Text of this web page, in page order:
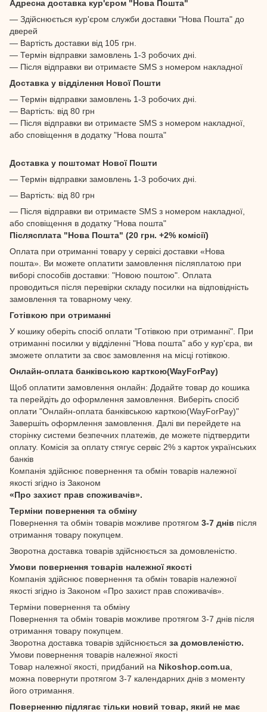
Адресна доставка кур'єром "Нова Пошта"
— Здійснюється кур'єром служби доставки "Нова Пошта" до
дверей
— Вартість доставки від 105 грн.
— Термін відправки замовлень 1-3 робочих дні.
— Після відправки ви отримаєте SMS з номером накладної
Доставка у відділення Нової Пошти
— Термін відправки замовлень 1-3 робочих дні.
— Вартість: від 80 грн
— Після відправки ви отримаєте SMS з номером накладної,
або сповіщення в додатку "Нова пошта"
Доставка у поштомат Нової Пошти
— Термін відправки замовлень 1-3 робочих дні.
— Вартість: від 80 грн
— Після відправки ви отримаєте SMS з номером накладної,
або сповіщення в додатку "Нова пошта"
Післясплата "Нова Пошта" (20 грн. +2% комісії)
Оплата при отриманні товару у сервісі доставки «Нова
пошта». Ви можете оплатити замовлення післяплатою при
виборі способів доставки: "Новою поштою". Оплата
проводиться після перевірки складу посилки на відповідність
замовлення та товарному чеку.
Готівкою при отриманні
У кошику оберіть спосіб оплати "Готівкою при отриманні". При
отриманні посилки у відділенні "Нова пошта" або у кур'єра, ви
зможете оплатити за своє замовлення на місці готівкою.
Онлайн-оплата банківською карткою(WayForPay)
Щоб оплатити замовлення онлайн: Додайте товар до кошика
та перейдіть до оформлення замовлення. Виберіть спосіб
оплати "Онлайн-оплата банківською карткою(WayForPay)"
Завершіть оформлення замовлення. Далі ви перейдете на
сторінку системи безпечних платежів, де можете підтвердити
оплату. Комісія за оплату стягує сервіс 2% з карток українських
банків
Компанія здійснює повернення та обмін товарів належної
якості згідно із Законом
«Про захист прав споживачів».
Терміни повернення та обміну
Повернення та обмін товарів можливе протягом 3-7 днів після
отримання товару покупцем.
Зворотна доставка товарів здійснюється за домовленістю.
Умови повернення товарів належної якості
Компанія здійснює повернення та обмін товарів належної
якості згідно із Законом «Про захист прав споживачів».
Терміни повернення та обміну
Повернення та обмін товарів можливе протягом 3-7 днів після
отримання товару покупцем.
Зворотна доставка товарів здійснюється за домовленістю.
Умови повернення товарів належної якості
Товар належної якості, придбаний на Nikoshop.com.ua
можна повернути протягом 3-7 календарних днів з моменту
його отримання.
Поверненню підлягає тільки новий товар, який не має